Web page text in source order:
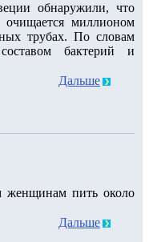
обнаружили, что
очищается миллионом
трубах. По словам
бактерий и
Дальше
женщинам пить около
Дальше